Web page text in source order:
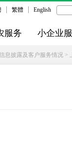
繁體 English
服务 小企业
息披露及客户服务情况 >